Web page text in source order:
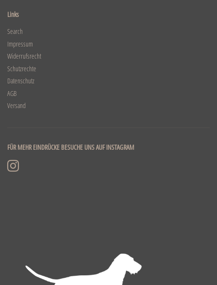
Links
Search
Impressum
Widerrufsrecht
Schutzrechte
Datenschutz
AGB
Versand
FÜR MEHR EINDRÜCKE BESUCHE UNS AUF INSTAGRAM